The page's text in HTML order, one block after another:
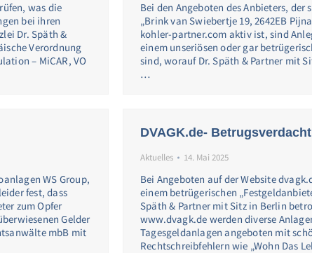
was die
bei ihren
Dr. Späth &
Verordnung
– MiCAR, VO
Bei den Angeboten des Anbieters,
„Brink van Swiebertje 19, 2642EB
kohler-partner.com aktiv ist, sind
einem unseriösen oder gar
sind, worauf Dr. Späth & Partner mit
…
WS Group,
fest, dass
zum Opfer
Gelder
mbB mit
DVAGK.de- Betrugsverdacht
Aktuelles 14. Mai 2025
Bei Angeboten auf der Website
einem betrügerischen
Späth & Partner mit Sitz in Berlin
www.dvagk.de werden diverse
Tagesgeldanlagen angeboten mit
Rechtschreibfehlern wie „Wohn Das